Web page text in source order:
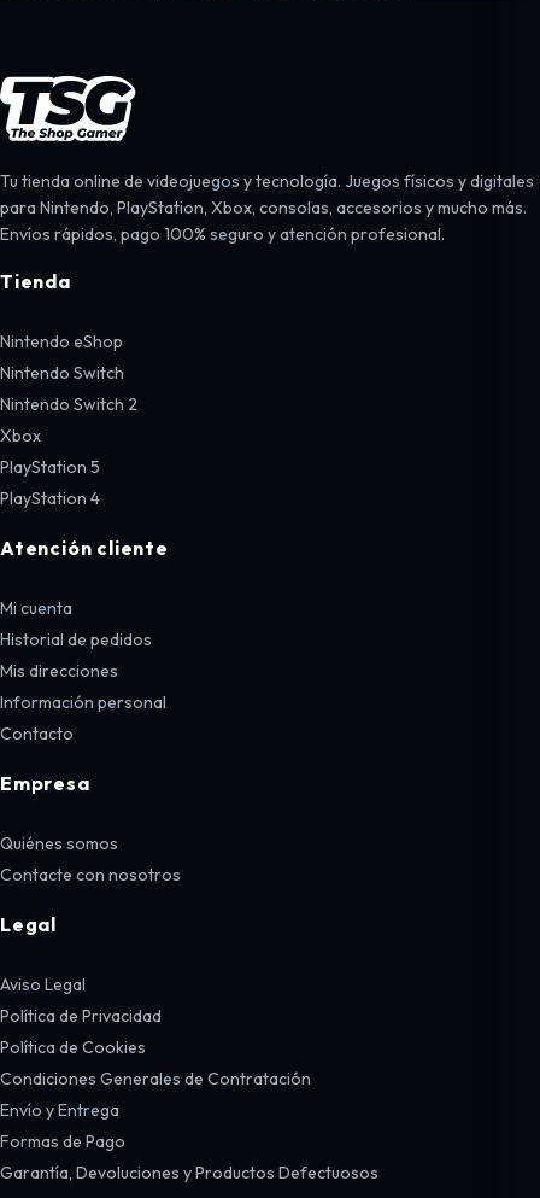
Tu tienda online de videojuegos y tecnología. Juegos físicos y digitales
para Nintendo, PlayStation, Xbox, consolas, accesorios y mucho más.
Envíos rápidos, pago 100% seguro y atención profesional.
Tienda
Nintendo eShop
Nintendo Switch
Nintendo Switch 2
Xbox
PlayStation 5
PlayStation 4
Atención cliente
Mi cuenta
Historial de pedidos
Mis direcciones
Información personal
Contacto
Empresa
Quiénes somos
Contacte con nosotros
Legal
Aviso Legal
Política de Privacidad
Política de Cookies
Condiciones Generales de Contratación
Envío y Entrega
Formas de Pago
Garantía, Devoluciones y Productos Defectuosos